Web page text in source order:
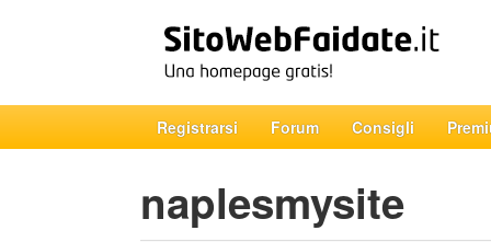
Registrarsi Forum Consigli
naplesmysite